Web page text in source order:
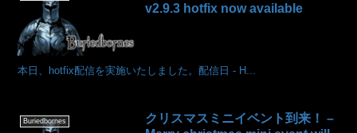
v2.9.3 hotfix now available
本日、hotfix配信を実施いたしました。配信日 - H...
Buriedbornes
クリスマスミニイベント到来！ –